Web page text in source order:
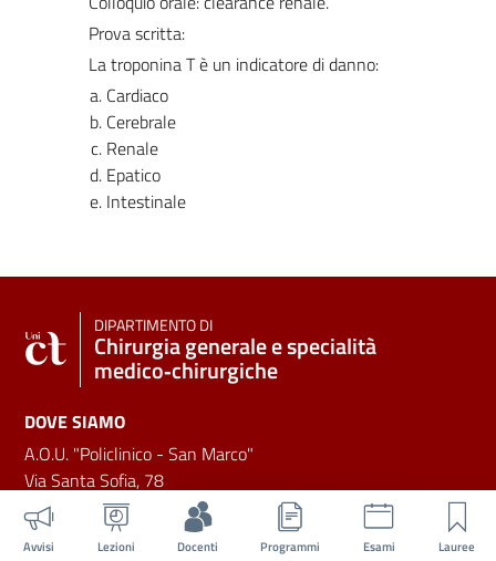
Prova scritta:
La troponina T è un indicatore di danno:
Cardiaco
Cerebrale
Renale
Epatico
Intestinale
Avvisi Lezioni Docenti Programmi Esami Lauree
DIPARTIMENTO DI
Chirurgia generale e specialità
medico‑chirurgiche
DOVE SIAMO
A.O.U. "Policlinico - San Marco"
Via Santa Sofia, 78
95123 - Catania